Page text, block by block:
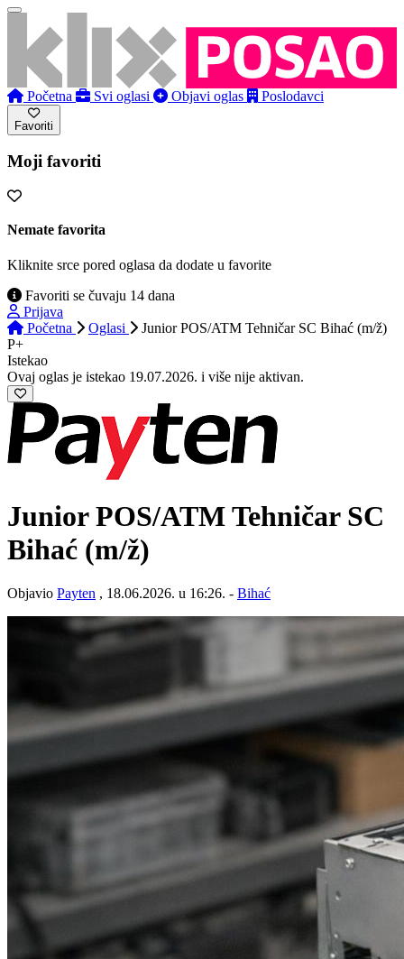
Početna Svi oglasi Objavi oglas Poslodavci
Favoriti
Moji favoriti
Nemate favorita
Kliknite srce pored oglasa da dodate u favorite
Favoriti se čuvaju 14 dana
Prijava
Početna
Oglasi
Junior POS/ATM Tehničar SC Bihać (m/ž)
P+
Istekao
Ovaj oglas je istekao 19.07.2026. i više nije aktivan.
Junior POS/ATM Tehničar SC
Bihać (m/ž)
Objavio Payten , 18.06.2026. u 16:26. - Bihać